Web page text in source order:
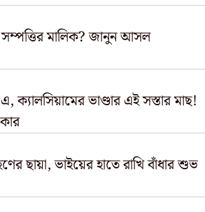
সম্পত্তির মালিক? জানুন আসল
ক্যালসিয়ামের ভাণ্ডার এই সস্তার মাছ!
ছায়া, ভাইয়ের হাতে রাখি বাঁধার শুভ